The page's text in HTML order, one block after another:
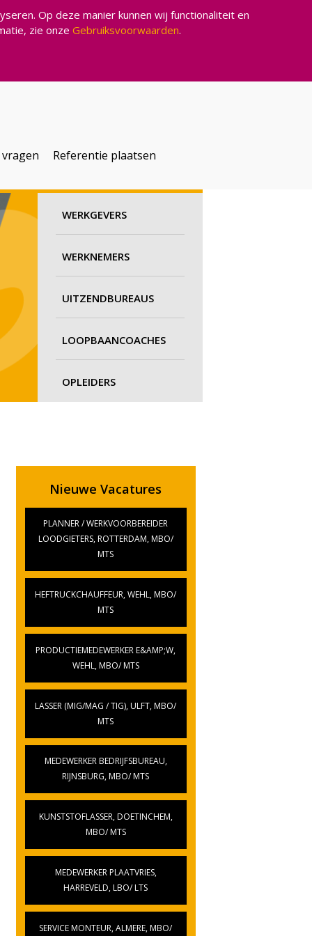
Op deze manier kunnen wij functionaliteit en
zie onzeGebruiksvoorwaarden.
Referentie plaatsen
WERKGEVERS
WERKNEMERS
UITZENDBUREAUS
LOOPBAANCOACHES
OPLEIDERS
Nieuwe Vacatures
PLANNER / WERKVOORBEREIDER
LOODGIETERS, ROTTERDAM, MBO/
MTS
HEFTRUCKCHAUFFEUR, WEHL, MBO/
MTS
PRODUCTIEMEDEWERKER E&AMP;W,
WEHL, MBO/ MTS
LASSER (MIG/MAG / TIG), ULFT, MBO/
MTS
MEDEWERKER BEDRIJFSBUREAU,
RIJNSBURG, MBO/ MTS
KUNSTSTOFLASSER, DOETINCHEM,
MBO/ MTS
MEDEWERKER PLAATVRIES,
HARREVELD, LBO/ LTS
SERVICE MONTEUR, ALMERE, MBO/